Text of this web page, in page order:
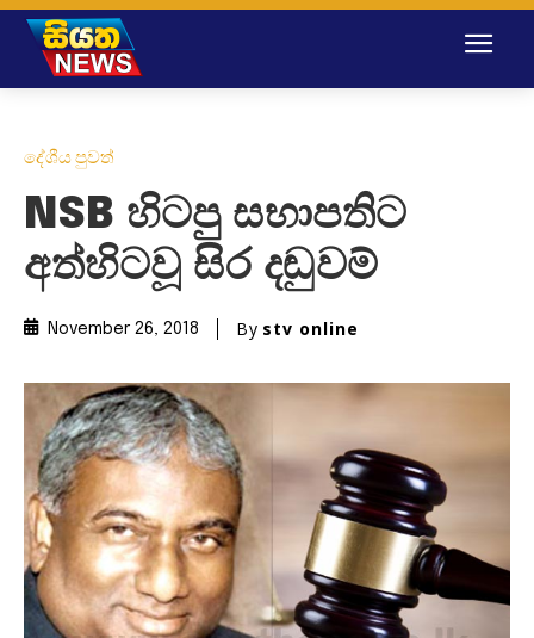
දේශීය පුවත්
NSB හිටපු සභාපතිට
අත්හිටවූ සිර දඬුවම්
November 26, 2018 By stv online